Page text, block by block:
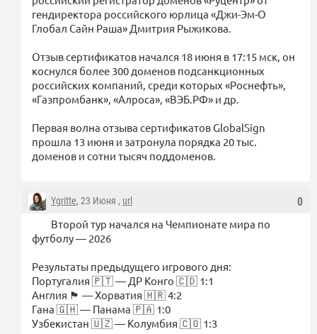
гендиректора российского юрлица «Джи-Эм-О
Глобал Сайн Раша» Дмитрия Рыжикова.
Отзыв сертификатов начался 18 июня в 17:15 мск, он
коснулся более 300 доменов подсанкционных
российских компаний, среди которых «Роснефть»,
«Газпромбанк», «Алроса», «ВЭБ.РФ» и др.
Первая волна отзыва сертификатов GlobalSign
прошла 13 июня и затронула порядка 20 тыс.
доменов и сотни тысяч поддоменов.
0
Ygritte, 23 Июня , url
Второй тур начался на Чемпионате мира по
футболу — 2026
Результаты предыдущего игрового дня:
Португалия 🇵🇹 — ДР Конго 🇨🇩 1:1
Англия 🏴󠁧󠁢󠁥󠁮󠁧󠁿 — Хорватия 🇭🇷 4:2
Гана 🇬🇭 — Панама 🇵🇦 1:0
Узбекистан 🇺🇿 — Колумбия 🇨🇴 1:3